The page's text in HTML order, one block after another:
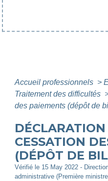
Accueil professionnels >
Traitement des difficultés
des paiements (dépôt de
DÉCLARATION
CESSATION
(DÉPÔT DE
Vérifié le 15 May 2022 -
administrative (Première